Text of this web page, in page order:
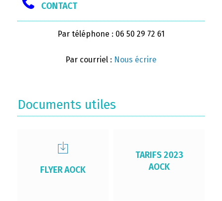
CONTACT
Par téléphone : 06 50 29 72 61
Par courriel : Nous écrire
Documents utiles
FLYER AOCK
TARIFS 2023
AOCK